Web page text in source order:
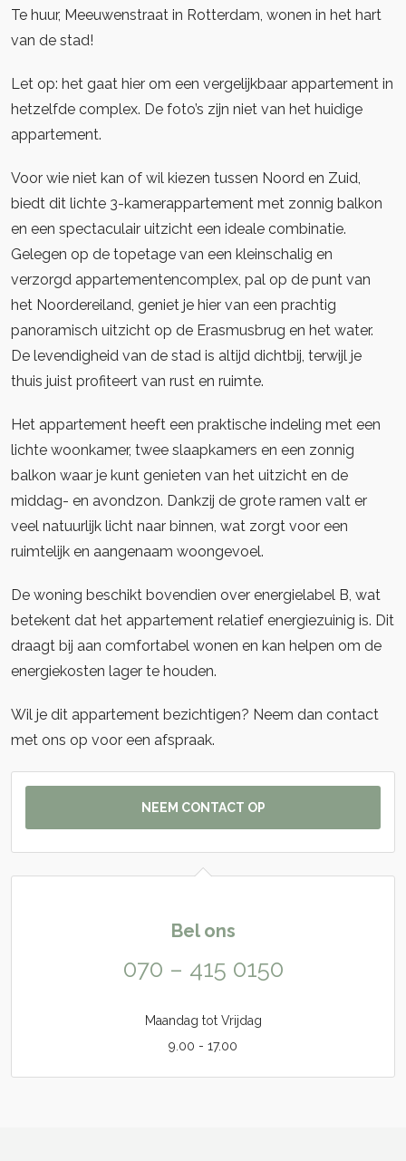
Te huur, Meeuwenstraat in Rotterdam, wonen in het hart
van de stad!
Let op: het gaat hier om een vergelijkbaar appartement in
hetzelfde complex. De foto’s zijn niet van het huidige
appartement.
Voor wie niet kan of wil kiezen tussen Noord en Zuid,
biedt dit lichte 3-kamerappartement met zonnig balkon
en een spectaculair uitzicht een ideale combinatie.
Gelegen op de topetage van een kleinschalig en
verzorgd appartementencomplex, pal op de punt van
het Noordereiland, geniet je hier van een prachtig
panoramisch uitzicht op de Erasmusbrug en het water.
De levendigheid van de stad is altijd dichtbij, terwijl je
thuis juist profiteert van rust en ruimte.
Het appartement heeft een praktische indeling met een
lichte woonkamer, twee slaapkamers en een zonnig
balkon waar je kunt genieten van het uitzicht en de
middag- en avondzon. Dankzij de grote ramen valt er
veel natuurlijk licht naar binnen, wat zorgt voor een
ruimtelijk en aangenaam woongevoel.
De woning beschikt bovendien over energielabel B, wat
betekent dat het appartement relatief energiezuinig is. Dit
draagt bij aan comfortabel wonen en kan helpen om de
energiekosten lager te houden.
Wil je dit appartement bezichtigen? Neem dan contact
met ons op voor een afspraak.
NEEM CONTACT OP
Bel ons
070 – 415 0150
Maandag tot Vrijdag
9.00 - 17.00